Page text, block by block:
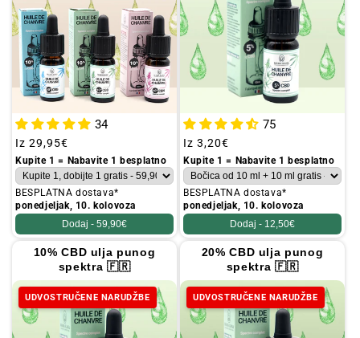
34
Redovna
cijena
Iz 29,95€
Kupite 1 = Nabavite 1 besplatno
BESPLATNA dostava*
ponedjeljak, 10. kolovoza
Dodaj - 59,90€
75
Redovna
cijena
Iz 3,20€
Kupite 1 = Nabavite 1 besplatno
BESPLATNA dostava*
ponedjeljak, 10. kolovoza
Dodaj - 12,50€
10% CBD ulja punog
spektra 🇫🇷
UDVOSTRUČENE NARUDŽBE
20% CBD ulja punog
spektra 🇫🇷
UDVOSTRUČENE NARUDŽBE